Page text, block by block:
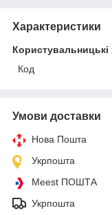
Характеристики
Користувальницькі
Код
Умови доставки
Нова Пошта
Укрпошта
Meest ПОШТА
Укрпошта